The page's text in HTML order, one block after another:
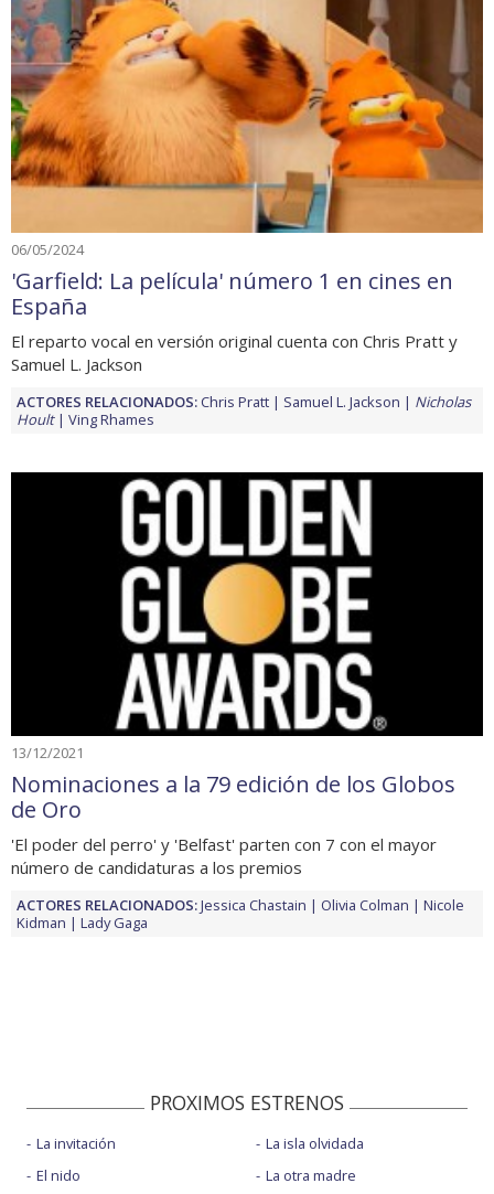
06/05/2024
'Garfield: La película' número 1 en cines en
España
El reparto vocal en versión original cuenta con Chris Pratt y
Samuel L. Jackson
ACTORES RELACIONADOS:Chris Pratt Samuel L. Jackson
Nicholas
Hoult
Ving Rhames
13/12/2021
Nominaciones a la 79 edición de los Globos
de Oro
'El poder del perro' y 'Belfast' parten con 7 con el mayor
número de candidaturas a los premios
ACTORES RELACIONADOS:Jessica Chastain Olivia Colman
Nicole
Kidman
Lady Gaga
PROXIMOS ESTRENOS
La invitación
El nido
La isla olvidada
La otra madre